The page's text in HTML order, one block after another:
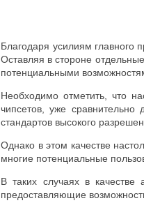
Благодаря усилиям главного
Оставляя в стороне
потенциальными
Необходимо отметить, что
чипсетов, уже
стандартов высокого
Однако в этом качестве
многие потенциальные
В таких случаях в качестве
предоставляющие